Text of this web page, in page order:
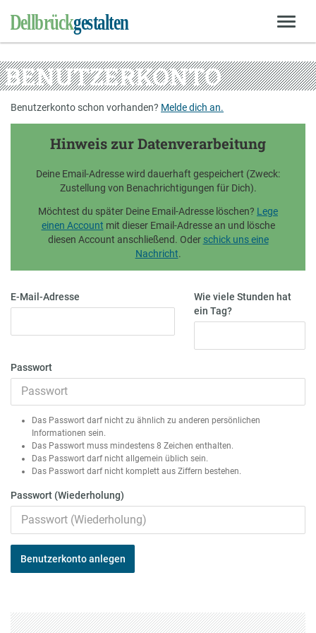
BENUTZERKONTO
Benutzerkonto schon vorhanden? Melde dich an.
Hinweis zur Datenverarbeitung
Deine Email-Adresse wird dauerhaft gespeichert (Zweck:
Zustellung von Benachrichtigungen für Dich).
Möchtest du später Deine Email-Adresse löschen? Lege
einen Account mit dieser Email-Adresse an und lösche
diesen Account anschließend. Oder schick uns eine
Nachricht.
E-Mail-Adresse
Wie viele Stunden hat
ein Tag?
Passwort
Das Passwort darf nicht zu ähnlich zu anderen persönlichen
Informationen sein.
Das Passwort muss mindestens 8 Zeichen enthalten.
Das Passwort darf nicht allgemein üblich sein.
Das Passwort darf nicht komplett aus Ziffern bestehen.
Passwort (Wiederholung)
Benutzerkonto anlegen